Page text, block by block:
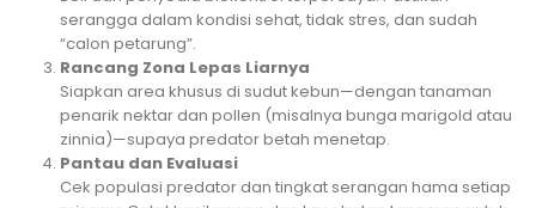
serangga dalam kondisi sehat, tidak stres, dan sudah
“calon petarung”.
Rancang Zona Lepas Liarnya
Siapkan area khusus di sudut kebun—dengan tanaman
penarik nektar dan pollen (misalnya bunga marigold atau
zinnia)—supaya predator betah menetap.
Pantau dan Evaluasi
Cek populasi predator dan tingkat serangan hama setiap